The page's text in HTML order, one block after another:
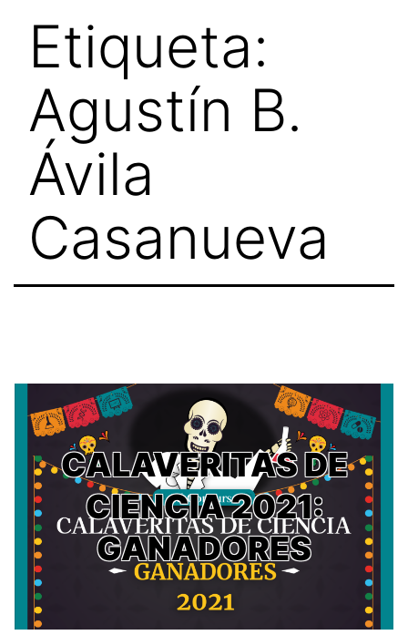
Etiqueta:
Agustín B.
Ávila
Casanueva
CALAVERITAS DE
CIENCIA 2021:
GANADORES